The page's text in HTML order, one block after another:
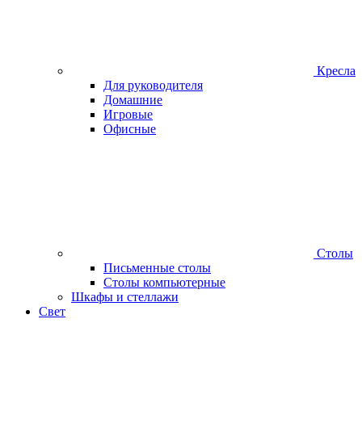
Кресла
Для руководителя
Домашние
Игровые
Офисные
Столы
Письменные столы
Столы компьютерные
Шкафы и стеллажи
Свет